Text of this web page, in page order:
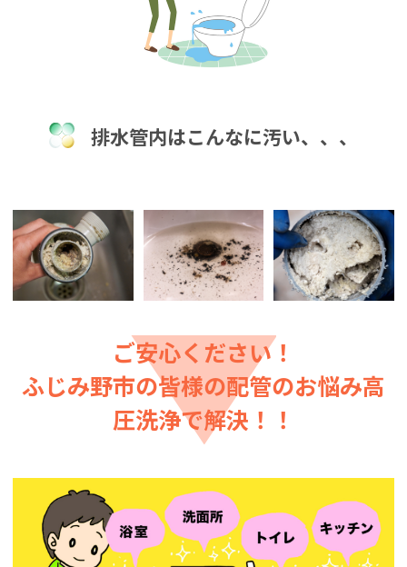
排水管内はこんなに汚い、、、
ご安心ください！
ふじみ野市の皆様の配管のお悩み高
圧洗浄で解決！！